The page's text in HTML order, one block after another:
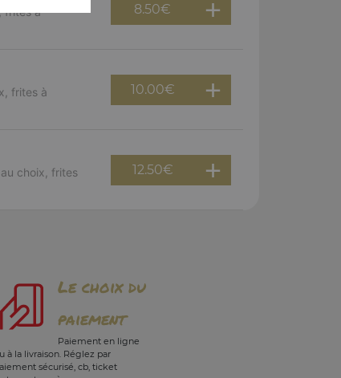
frites à
8.50€
frites à
10.00€
choix, frites
12.50€
Le choix du
paiement
Paiement en ligne
à la livraison. Réglez par
sécurisé, cb, ticket